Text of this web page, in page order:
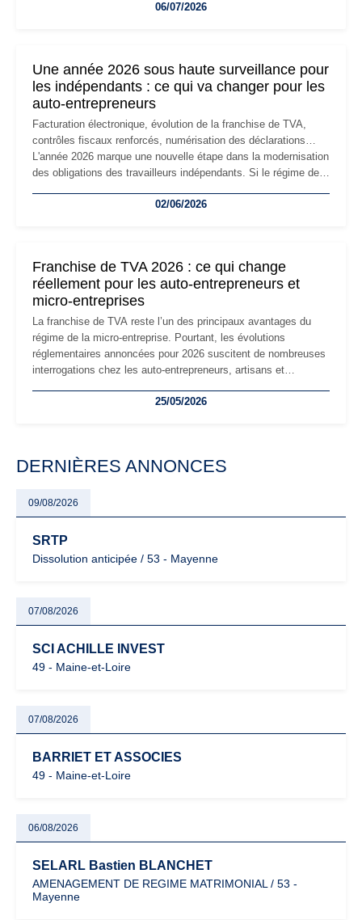
professionnels, recrutement, image de marque… Le
06/07/2026
Une année 2026 sous haute surveillance pour
les indépendants : ce qui va changer pour les
auto-entrepreneurs
Facturation électronique, évolution de la franchise de TVA,
contrôles fiscaux renforcés, numérisation des déclarations…
L'année 2026 marque une nouvelle étape dans la modernisation
des obligations des travailleurs indépendants. Si le régime de
les auto-entrepreneurs devront s'adapter à un environnement
02/06/2026
Franchise de TVA 2026 : ce qui change
réellement pour les auto-entrepreneurs et
micro-entreprises
La franchise de TVA reste l’un des principaux avantages du
régime de la micro-entreprise. Pourtant, les évolutions
réglementaires annoncées pour 2026 suscitent de nombreuses
interrogations chez les auto-entrepreneurs, artisans et
facturation ou risque de bascule vers la TVA : les règles
25/05/2026
DERNIÈRES ANNONCES
09/08/2026
SRTP
Dissolution anticipée / 53 - Mayenne
07/08/2026
SCI ACHILLE INVEST
49 - Maine-et-Loire
07/08/2026
BARRIET ET ASSOCIES
49 - Maine-et-Loire
06/08/2026
SELARL Bastien BLANCHET
AMENAGEMENT DE REGIME MATRIMONIAL / 53 -
Mayenne